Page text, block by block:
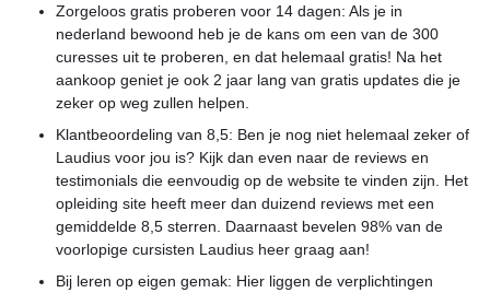
Zorgeloos gratis proberen voor 14 dagen: Als je in
nederland bewoond heb je de kans om een van de 300
curesses uit te proberen, en dat helemaal gratis! Na het
aankoop geniet je ook 2 jaar lang van gratis updates die je
zeker op weg zullen helpen.
Klantbeoordeling van 8,5: Ben je nog niet helemaal zeker of
Laudius voor jou is? Kijk dan even naar de reviews en
testimonials die eenvoudig op de website te vinden zijn. Het
opleiding site heeft meer dan duizend reviews met een
gemiddelde 8,5 sterren. Daarnaast bevelen 98% van de
voorlopige cursisten Laudius heer graag aan!
Bij leren op eigen gemak: Hier liggen de verplichtingen